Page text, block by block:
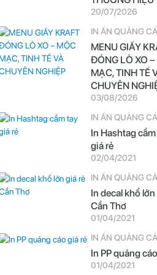
20/07/2026
IN ẤN QUẢNG
MENU GIẤY
ĐÓNG LÒ XO
MẠC, TINH TẾ
CHUYÊN
03/08/2026
IN ẤN QUẢNG
In Hashtag
giá rẻ
02/04/2021
IN ẤN QUẢNG
In decal khổ lớn
Cần Thơ
01/04/2021
IN ẤN QUẢNG
In PP quảng
01/04/2021